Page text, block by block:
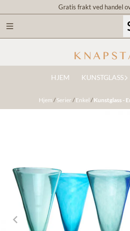
Gratis frakt ved handel
HJEM KUNSTGLASS
Hjem /Serier /Enkel /Kunstglass -